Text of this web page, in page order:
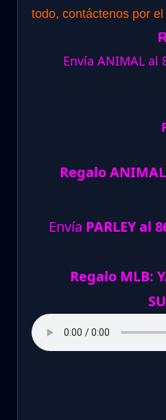
todo, contáctenos por
Envía ANIMAL al
Regalo
Envía PARLEY al
Regalo MLB: